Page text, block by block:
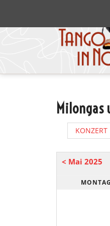
Milongas
KONZERT
< Mai 2025
MONTAG